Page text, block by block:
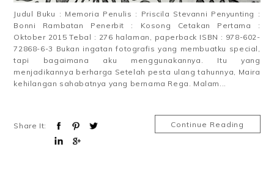
Judul Buku : Memoria Penulis : Priscila Stevanni Penyunting :
Bonni Rambatan Penerbit : Kosong Cetakan Pertama :
Oktober 2015 Tebal : 276 halaman, paperback ISBN : 978-602-
72868-6-3 Bukan ingatan fotografis yang membuatku special,
tapi bagaimana aku menggunakannya. Itu yang
menjadikannya berharga Setelah pesta ulang tahunnya, Maira
kehilangan sahabatnya yang bernama Rega. Malam...
Share It: Continue Reading